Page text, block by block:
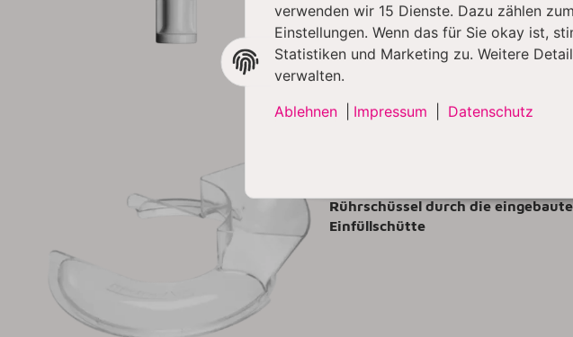
Max. Geschwindigkeit: Stufe 4-6
Rührschüssel durch die eingebaute
Einfüllschütte
verwenden wir 15 Dienste. Dazu zählen
Einstellungen. Wenn das für Sie okay ist,
Statistiken und Marketing zu. Weitere
verwalten.
Ablehnen
Impressum
Datenschutz